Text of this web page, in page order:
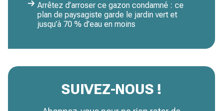
Arrêtez d’arroser ce gazon condamné : ce
plan de paysagiste garde le jardin vert et
jusqu’à 70 % d’eau en moins
SUIVEZ-NOUS !